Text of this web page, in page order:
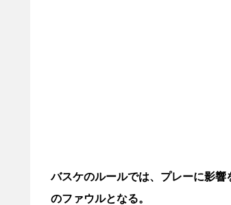
バスケのルールでは、プレーに影
のファウルとなる。